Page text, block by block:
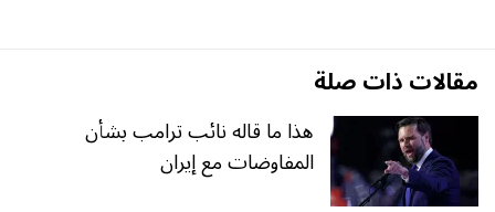
مقالات ذات صلة
هذا ما قاله نائب ترامب بشأن
المفاوضات مع إيران